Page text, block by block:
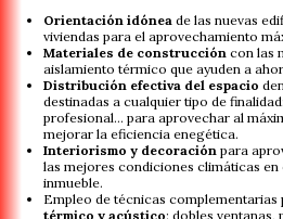
Orientación idónea de las nuevas
viviendas para el aprovechamiento
Materiales de construcción con las
aislamiento térmico que ayuden a
Distribución efectiva del espacio
destinadas a cualquier tipo de
profesional… para aprovechar al
mejorar la eficiencia enegética.
Interiorismo y decoración para
las mejores condiciones climáticas
inmueble.
Empleo de técnicas complementarias
térmico y acústico: dobles ventanas,